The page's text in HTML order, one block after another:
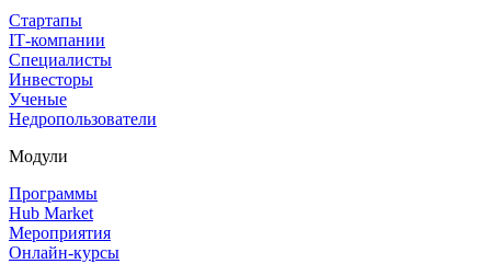
Стартапы
IT‑компании
Специалисты
Инвесторы
Ученые
Недропользователи
Модули
Программы
Hub Market
Мероприятия
Онлайн‑курсы